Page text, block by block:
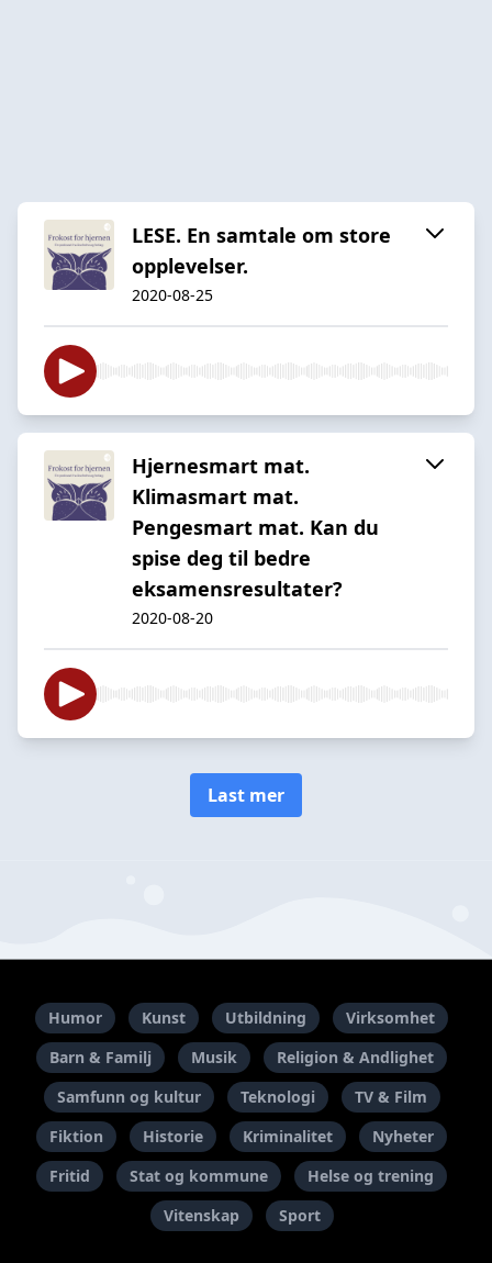
LESE. En samtale om store
opplevelser.
2020-08-25
Hjernesmart mat.
Klimasmart mat.
Pengesmart mat. Kan du
spise deg til bedre
eksamensresultater?
2020-08-20
Last mer
Humor Kunst Utbildning
Virksomhet
Barn & Familj
Musik
Religion & Andlighet
Samfunn og kultur
Teknologi
TV & Film
Fiktion
Historie Kriminalitet
Nyheter
Fritid
Stat og kommune
Helse og trening
Vitenskap
Sport